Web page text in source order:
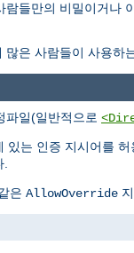
들만의 비밀이거나
은 사람들이 사용하
파일(일반적으로
있는 인증 지시어를
.
은 AllowOverride